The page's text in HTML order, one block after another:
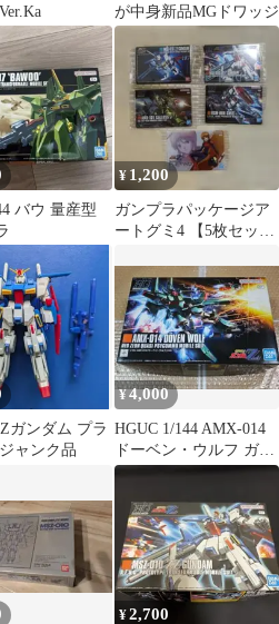
が中身新品MGドワッジ
バウ 量産型
¥ 1,200
ガンプラパッケージア
ートグミ4 【5枚セッ
ガンダム プラ
ャンク品
¥4,000
HGUC 1/144 AMX-014
ドーベン・ウルフ ガン
プラ
¥2,700